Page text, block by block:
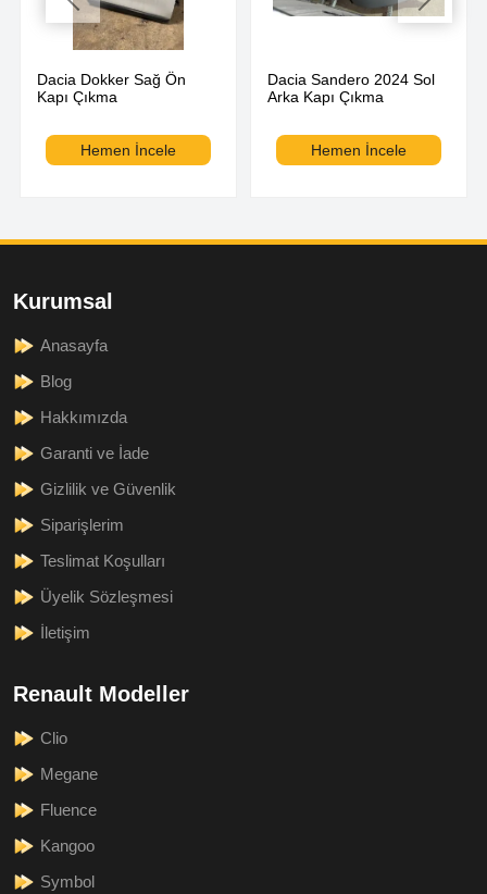
Dacia Dokker Sağ Ön
Kapı Çıkma
Hemen İncele
Dacia Sandero 2024 Sol
Arka Kapı Çıkma
Hemen İncele
Kurumsal
Anasayfa
Blog
Hakkımızda
Garanti ve İade
Gizlilik ve Güvenlik
Siparişlerim
Teslimat Koşulları
Üyelik Sözleşmesi
İletişim
Renault Modeller
Clio
Megane
Fluence
Kangoo
Symbol